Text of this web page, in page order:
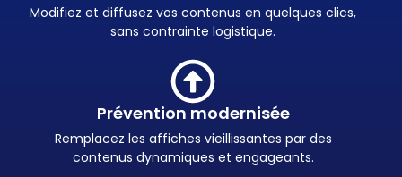
Modifiez et diffusez vos contenus en quelques clics,
sans contrainte logistique.
Prévention modernisée
Remplacez les affiches vieillissantes par des
contenus dynamiques et engageants.